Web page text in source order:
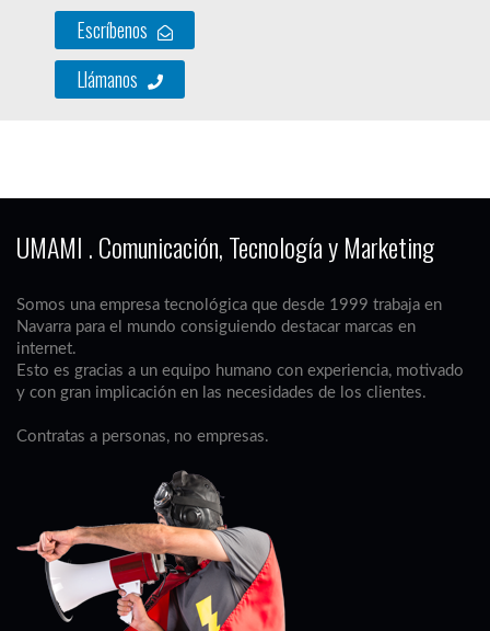
Escríbenos
Llámanos
UMAMI . Comunicación, Tecnología y Marketing
Somos una empresa tecnológica que desde 1999 trabaja en
Navarra para el mundo consiguiendo destacar marcas en
internet.
Esto es gracias a un equipo humano con experiencia, motivado
y con gran implicación en las necesidades de los clientes.
Contratas a personas, no empresas.